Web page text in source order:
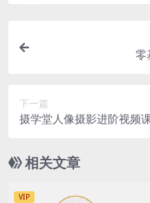
零
下一篇
摄学堂人像摄影进阶视频
相关文章
VIP